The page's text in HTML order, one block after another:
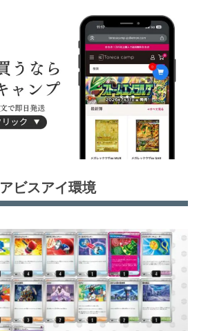
アビスアイ環境